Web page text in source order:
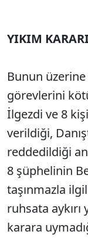
YIKIM
Bunun üzerine
görevlerini
İlgezdi ve 8
verildiği,
reddedildiği
8 şüphelinin
taşınmazla
ruhsata aykırı
karara